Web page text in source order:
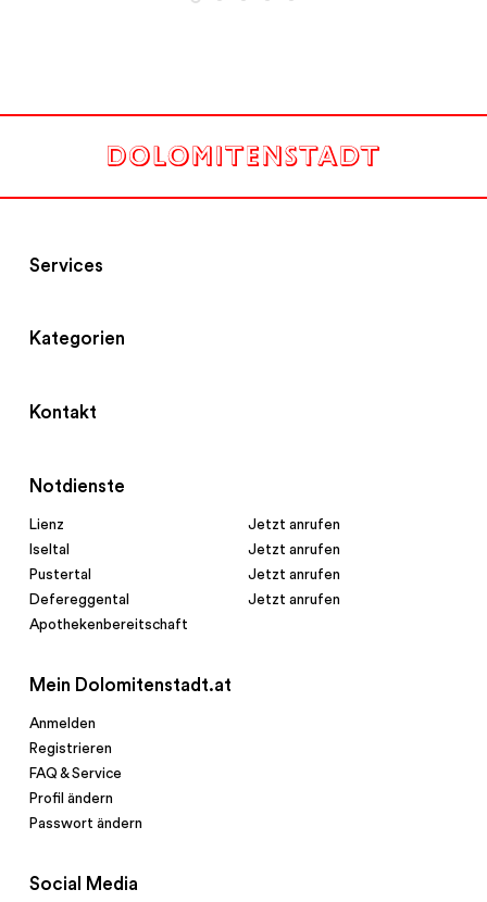
Services
Kategorien
Kontakt
Notdienste
Lienz
Iseltal
Pustertal
Defereggental
Apothekenbereitschaft
Jetzt anrufen
Jetzt anrufen
Jetzt anrufen
Jetzt anrufen
Mein Dolomitenstadt.at
Anmelden
Registrieren
FAQ & Service
Profil ändern
Passwort ändern
Social Media